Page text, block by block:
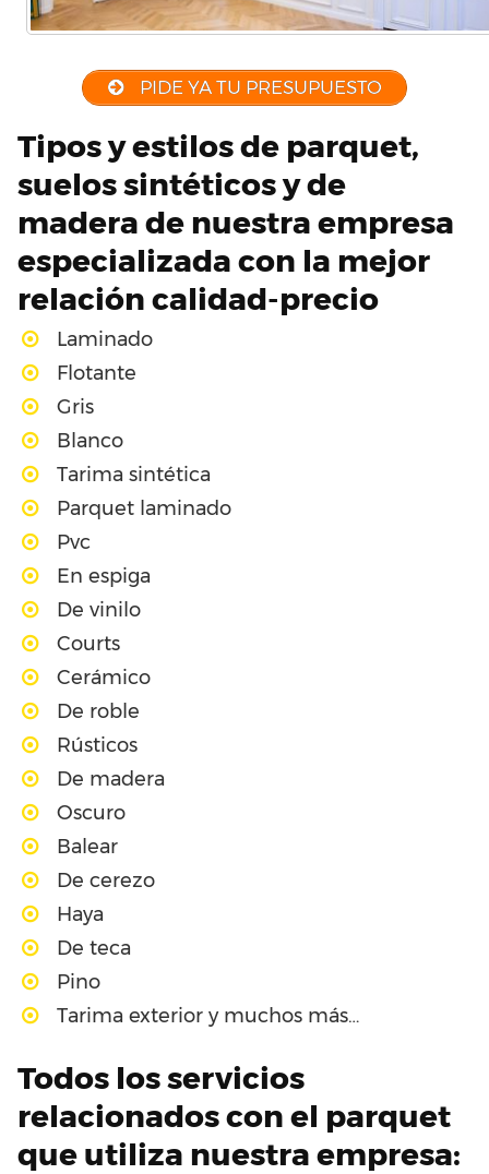
PIDE YA TU PRESUPUESTO
Tipos y estilos de parquet,
suelos sintéticos y de
madera de nuestra empresa
especializada con la mejor
relación calidad-precio
Laminado
Flotante
Gris
Blanco
Tarima sintética
Parquet laminado
Pvc
En espiga
De vinilo
Courts
Cerámico
De roble
Rústicos
De madera
Oscuro
Balear
De cerezo
Haya
De teca
Pino
Tarima exterior y muchos más…
Todos los servicios
relacionados con el parquet
que utiliza nuestra empresa: